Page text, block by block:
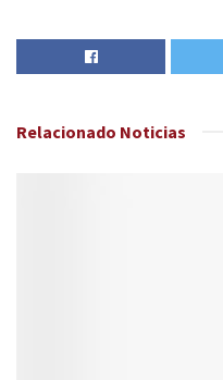
Relacionado Noticias